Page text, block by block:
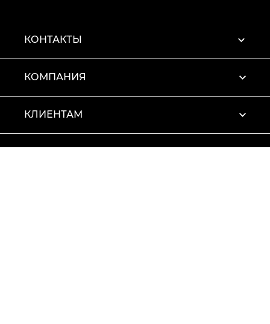
КОНТАКТЫ
КОМПАНИЯ
КЛИЕНТАМ